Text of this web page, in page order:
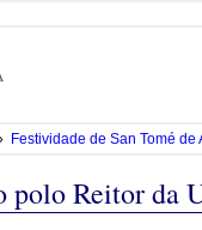
Festividade de San Tomé
polo Reitor da